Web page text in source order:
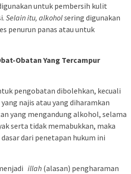
untuk pembersih kulit
Selain itu, alkohol sering digunakan
penurun panas atau untuk
Obatan Yang Tercampur
pengobatan dibolehkan, kecuali
najis atau yang diharamkan
yang mengandung alkohol, selama
serta tidak memabukkan, maka
dari penetapan hukum ini
illah (alasan) pengharaman